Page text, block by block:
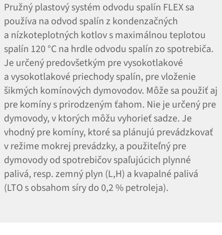
Pružný plastový systém odvodu spalín FLEX sa
používa na odvod spalín z kondenzačných
a nízkoteplotných kotlov s maximálnou teplotou
spalín 120 °C na hrdle odvodu spalín zo spotrebiča.
Je určený predovšetkým pre vysokotlakové
a vysokotlakové priechody spalín, pre vloženie
šikmých komínových dymovodov. Môže sa použiť aj
pre komíny s prirodzeným ťahom. Nie je určený pre
dymovody, v ktorých môžu vyhorieť sadze. Je
vhodný pre komíny, ktoré sa plánujú prevádzkovať
v režime mokrej prevádzky, a použiteľný pre
dymovody od spotrebičov spaľujúcich plynné
palivá, resp. zemný plyn (L,H) a kvapalné palivá
(LTO s obsahom síry do 0,2 % petroleja).